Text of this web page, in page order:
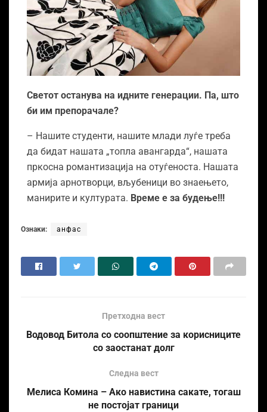
Светот останува на идните генерации. Па, што
би им препорачале?
– Нашите студенти, нашите млади луѓе треба
да бидат нашата „топла авангарда“, нашата
пркосна романтизација на отуѓеноста. Нашата
армија арнотворци, вљубеници во знаењето,
манирите и културата. Време е за будење!!!
Ознаки: анфас
Претходна вест
Водовод Битола со соопштение за корисниците
со заостанат долг
Следна вест
Мелиса Комина – Ако навистина сакате, тогаш
не постојат граници